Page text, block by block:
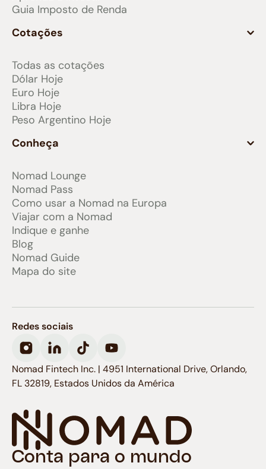
Guia Imposto de Renda
Cotações
Todas as cotações
Dólar Hoje
Euro Hoje
Libra Hoje
Peso Argentino Hoje
Conheça
Nomad Lounge
Nomad Pass
Como usar a Nomad na Europa
Viajar com a Nomad
Indique e ganhe
Blog
Nomad Guide
Mapa do site
Conta para o mundo
Redes sociais
Nomad Fintech Inc. | 4951 International Drive, Orlando,
FL 32819, Estados Unidos da América